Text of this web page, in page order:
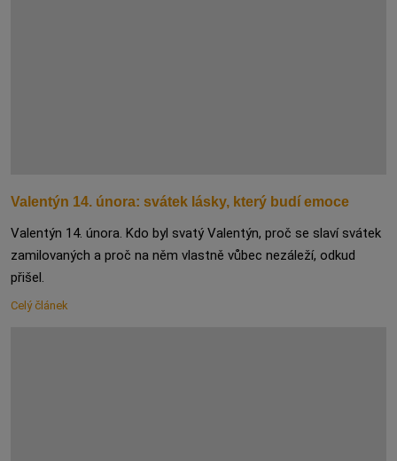
Valentýn 14. února: svátek lásky, který budí emoce
Valentýn 14. února. Kdo byl svatý Valentýn, proč se slaví svátek
zamilovaných a proč na něm vlastně vůbec nezáleží, odkud
přišel.
Celý článek